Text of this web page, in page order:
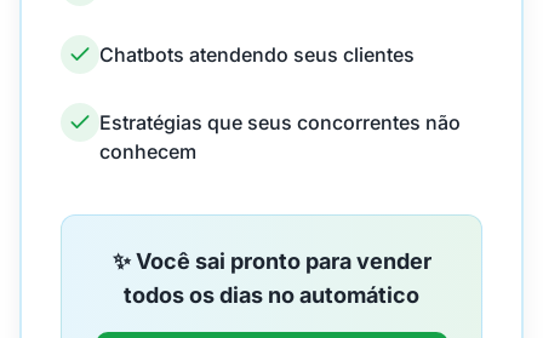
Chatbots atendendo seus clientes
Estratégias que seus concorrentes não
conhecem
✨ Você sai pronto para vender
todos os dias no automático